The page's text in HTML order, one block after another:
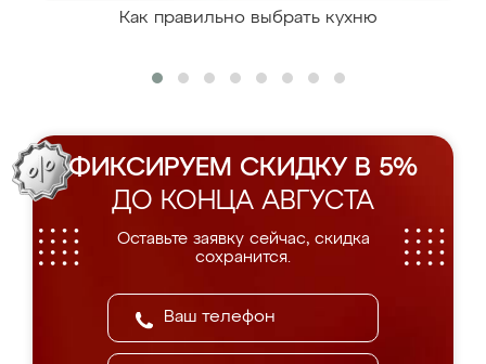
Как правильно выбрать кухню
ФИКСИРУЕМ СКИДКУ В 5%
ДО КОНЦА АВГУСТА
Оставьте заявку сейчас, скидка
сохранится.